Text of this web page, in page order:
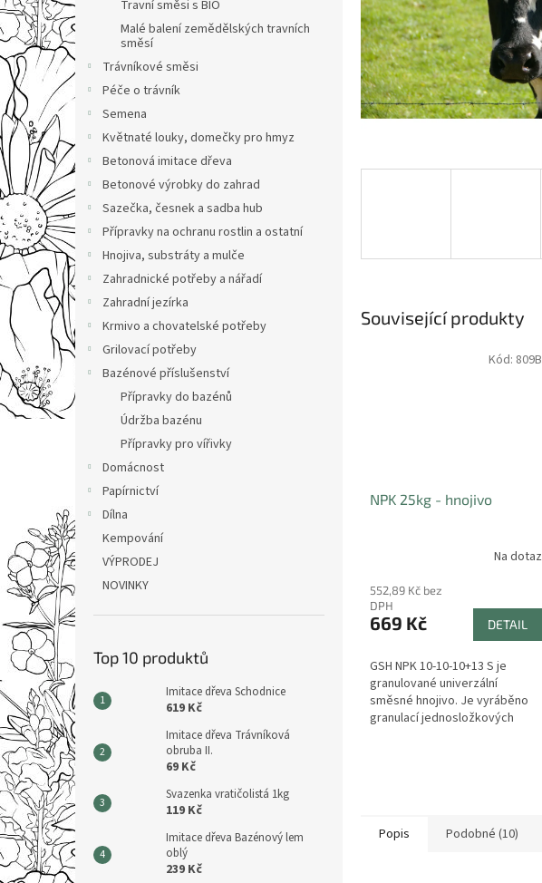
n
e
l
Travní směsi s BIO
Malé balení zemědělských travních
směsí
Trávníkové směsi
Péče o trávník
Semena
Květnaté louky, domečky pro hmyz
Betonová imitace dřeva
Betonové výrobky do zahrad
Sazečka, česnek a sadba hub
Přípravky na ochranu rostlin a ostatní
Hnojiva, substráty a mulče
Zahradnické potřeby a nářadí
Zahradní jezírka
Krmivo a chovatelské potřeby
Grilovací potřeby
Bazénové příslušenství
Přípravky do bazénů
Údržba bazénu
Přípravky pro vířivky
Domácnost
Papírnictví
Dílna
Kempování
VÝPRODEJ
NOVINKY
Top 10 produktů
Imitace dřeva Schodnice
619 Kč
Imitace dřeva Trávníková
obruba II.
69 Kč
Svazenka vratičolistá 1kg
119 Kč
Imitace dřeva Bazénový lem
oblý
239 Kč
Související produkty
NPK 25kg - hnojivo
Na dotaz
552,89 Kč bez
DPH
669 Kč DETAIL
GSH NPK 10-10-10+13 S je
granulované univerzální
směsné hnojivo. Je vyráběno
granulací jednosložkových
Kód: 809B
Popis Podobné (10)